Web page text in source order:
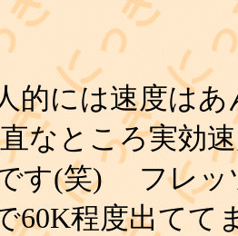
的には速度は
なところ実効
す(笑) フレッ
60K程度出てて